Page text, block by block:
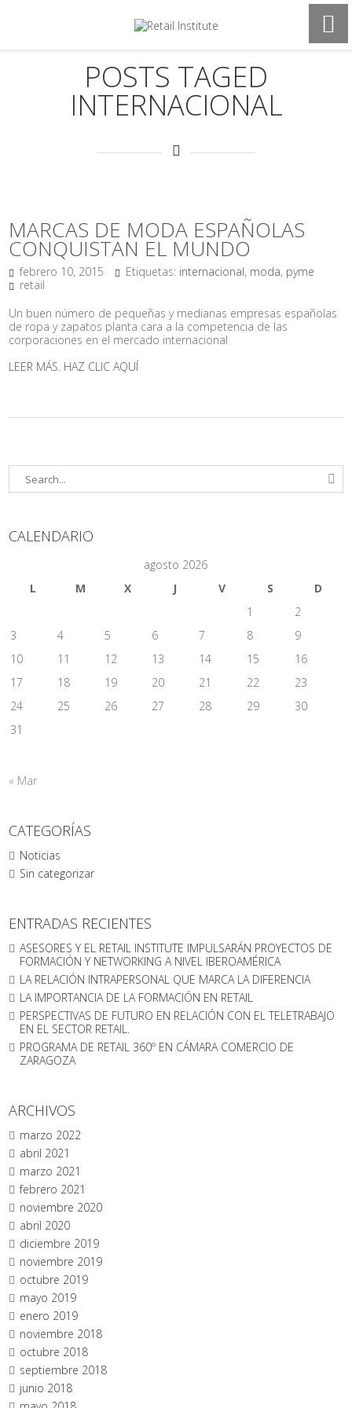
POSTS TAGED
INTERNACIONAL
MARCAS DE MODA ESPAÑOLAS
CONQUISTAN EL MUNDO
febrero 10, 2015 Etiquetas: internacional, moda, pyme
retail
Un buen número de pequeñas y medianas empresas españolas
de ropa y zapatos planta cara a la competencia de las
corporaciones en el mercado internacional
LEER MÁS. HAZ CLIC AQUÍ
CALENDARIO
agosto 2026
L
M X J V S
D
1
2
3
4 5 6 7 8
9
10
11 12 13 14 15
16
17
18 19 20 21 22
23
24
25 26 27 28 29
30
31
« Mar
CATEGORÍAS
Noticias
Sin categorizar
ENTRADAS RECIENTES
ASESORES Y EL RETAIL INSTITUTE IMPULSARÁN PROYECTOS DE
FORMACIÓN Y NETWORKING A NIVEL IBEROAMÉRICA
LA RELACIÓN INTRAPERSONAL QUE MARCA LA DIFERENCIA
LA IMPORTANCIA DE LA FORMACIÓN EN RETAIL
PERSPECTIVAS DE FUTURO EN RELACIÓN CON EL TELETRABAJO
EN EL SECTOR RETAIL.
PROGRAMA DE RETAIL 360º EN CÁMARA COMERCIO DE
ZARAGOZA
ARCHIVOS
marzo 2022
abril 2021
marzo 2021
febrero 2021
noviembre 2020
abril 2020
diciembre 2019
noviembre 2019
octubre 2019
mayo 2019
enero 2019
noviembre 2018
octubre 2018
septiembre 2018
junio 2018